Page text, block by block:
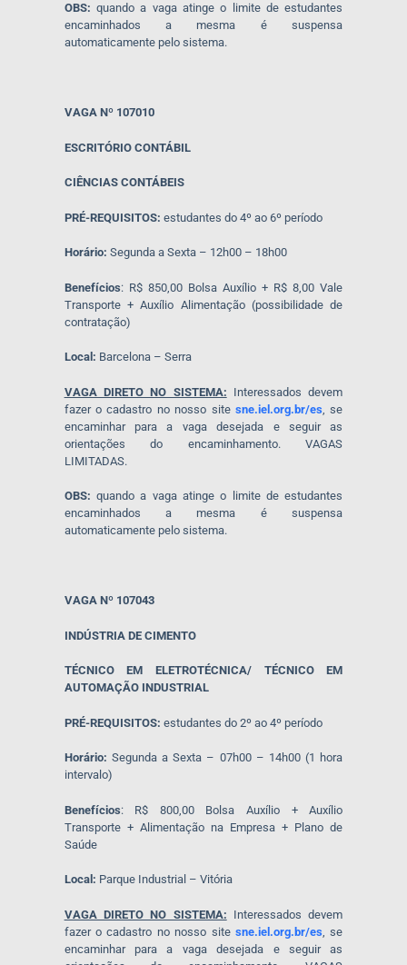
OBS: quando a vaga atinge o limite de estudantes
encaminhados a mesma é suspensa
automaticamente pelo sistema.
VAGA Nº 107010
ESCRITÓRIO CONTÁBIL
CIÊNCIAS CONTÁBEIS
PRÉ-REQUISITOS: estudantes do 4º ao 6º período
Horário: Segunda a Sexta – 12h00 – 18h00
Benefícios: R$ 850,00 Bolsa Auxílio + R$ 8,00 Vale
Transporte + Auxílio Alimentação (possibilidade de
contratação)
Local: Barcelona – Serra
VAGA DIRETO NO SISTEMA: Interessados devem
fazer o cadastro no nosso site sne.iel.org.br/es , se
encaminhar para a vaga desejada e seguir as
orientações do encaminhamento. VAGAS
LIMITADAS.
OBS: quando a vaga atinge o limite de estudantes
encaminhados a mesma é suspensa
automaticamente pelo sistema.
VAGA Nº 107043
INDÚSTRIA DE CIMENTO
TÉCNICO EM ELETROTÉCNICA/ TÉCNICO EM
AUTOMAÇÃO INDUSTRIAL
PRÉ-REQUISITOS: estudantes do 2º ao 4º período
Horário: Segunda a Sexta – 07h00 – 14h00 (1 hora
intervalo)
Benefícios: R$ 800,00 Bolsa Auxílio + Auxílio
Transporte + Alimentação na Empresa + Plano de
Saúde
Local: Parque Industrial – Vitória
VAGA DIRETO NO SISTEMA: Interessados devem
fazer o cadastro no nosso site sne.iel.org.br/es , se
encaminhar para a vaga desejada e seguir as